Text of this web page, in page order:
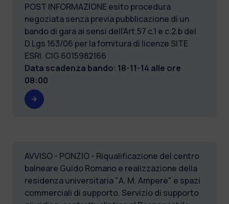
POST INFORMAZIONE esito procedura
negoziata senza previa pubblicazione di un
bando di gara ai sensi dell’Art.57 c.1 e c.2.b del
D.Lgs 163/06 per la fornitura di licenze SITE
ESRI. CIG 6015982166
Data scadenza bando: 18-11-14 alle ore
08:00
AVVISO - PONZIO - Riqualificazione del centro
balneare Guido Romano e realizzazione della
residenza universitaria "A. M. Ampere" e spazi
commerciali di supporto. Servizio di supporto